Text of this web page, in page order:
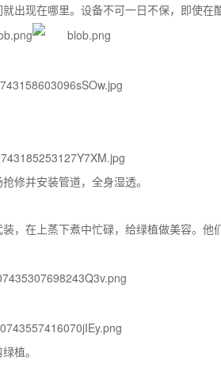
现在哪里。设备不可一日不保，即使在
修并安装管道，全身湿透。
，在上蒸下煮中忙碌，给绿植做美容。 他
植。